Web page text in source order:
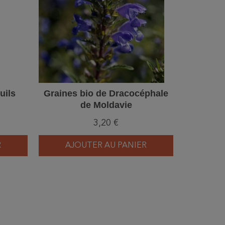
Graines bio de Dracocéphale
de Moldavie
3,20 €
AJOUTER AU PANIER